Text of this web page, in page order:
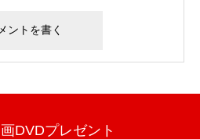
DVDプレゼント